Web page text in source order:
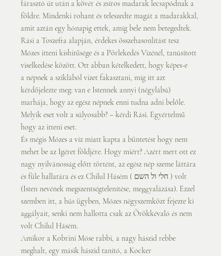
fárasztó út után a kövér és zsíros madarak lecsapódnak a
földre. Mindenki rohant és teleszedte magát a madarakkal,
amit aztán egy hónapig ettek, amíg bele nem betegedtek.
Rási a Toszefta alapján, érdekes összehasonlítást tesz
Mózes itteni kishitűsége és a Pörlekedés Vizénél, tanúsított
viselkedése között. Ott abban kételkedett, hogy képes-e
a népnek a sziklából vizet fakasztani, míg itt azt
kérdőjelezte meg: van e Istennek annyi (négylábú)
marhája, hogy az egész népnek enni tudna adni belőle.
Melyik eset volt a súlyosabb? – kérdi Rási. Egyértelmű
hogy az itteni eset.
És mégis Mózes a víz miatt kapta a büntetést hogy nem
mehet be az Ígéret földjére. Hogy miért? Azért mert ott ez
nagy nyilvánosság előtt történt, az egész nép szeme láttára
és füle hallatára és ez Chilul Hásém ( חלי ול השם ) volt
(Isten nevének megszentségtelenítése, meggyalázása). Ezzel
szemben itt, a hús ügyben, Mózes négyszemközt fejezte ki
aggályait, senki nem hallotta csak az Örökkévaló és nem
volt Chilul Hásém.
Amikor a Kobrini Móse rabbi, a nagy hászid rebbe
meghalt, egy másik hászid tanító, a Kocker